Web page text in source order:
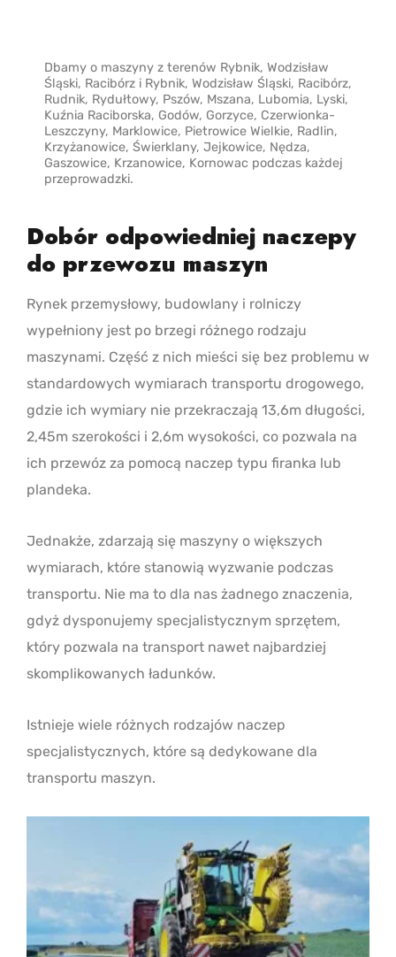
Dbamy o maszyny z terenów Rybnik, Wodzisław
Śląski, Racibórz i Rybnik, Wodzisław Śląski, Racibórz,
Rudnik, Rydułtowy, Pszów, Mszana, Lubomia, Lyski,
Kuźnia Raciborska, Godów, Gorzyce, Czerwionka-
Leszczyny, Marklowice, Pietrowice Wielkie, Radlin,
Krzyżanowice, Świerklany, Jejkowice, Nędza,
Gaszowice, Krzanowice, Kornowac podczas każdej
przeprowadzki.
Dobór odpowiedniej naczepy
do przewozu maszyn
Rynek przemysłowy, budowlany i rolniczy
wypełniony jest po brzegi różnego rodzaju
maszynami. Część z nich mieści się bez problemu w
standardowych wymiarach transportu drogowego,
gdzie ich wymiary nie przekraczają 13,6m długości,
2,45m szerokości i 2,6m wysokości, co pozwala na
ich przewóz za pomocą naczep typu firanka lub
plandeka.
Jednakże, zdarzają się maszyny o większych
wymiarach, które stanowią wyzwanie podczas
transportu. Nie ma to dla nas żadnego znaczenia,
gdyż dysponujemy specjalistycznym sprzętem,
który pozwala na transport nawet najbardziej
skomplikowanych ładunków.
Istnieje wiele różnych rodzajów naczep
specjalistycznych, które są dedykowane dla
transportu maszyn.